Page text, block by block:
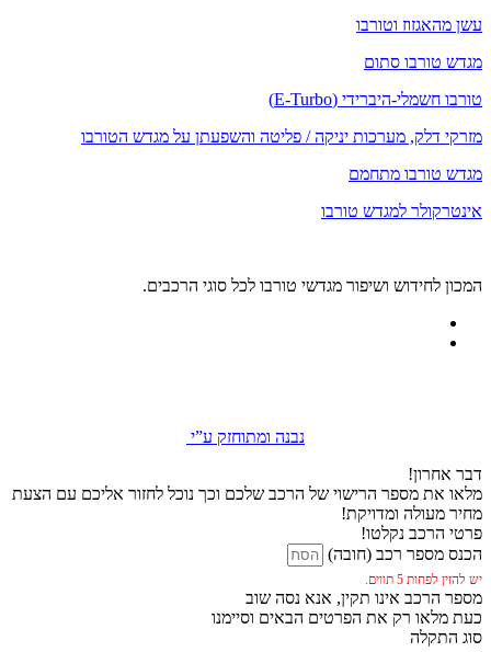
עשן מהאגזוז וטורבו
מגדש טורבו סתום
טורבו חשמלי-היברידי (E-Turbo)
מזרקי דלק, מערכות יניקה / פליטה והשפעתן על מגדש הטורבו
מגדש טורבו מתחמם
אינטרקולר למגדש טורבו
המכון לחידוש ושיפור מגדשי טורבו לכל סוגי הרכבים.
נבנה ומתוחזק ע”י
דבר אחרון!
מלאו את מספר הרישוי של הרכב שלכם וכך נוכל לחזור אליכם עם הצעת
מחיר מעולה ומדויקת!
פרטי הרכב נקלטו!
הכנס מספר רכב (חובה)
יש להזין לפחות 5 תווים.
מספר הרכב אינו תקין, אנא נסה שוב
כעת מלאו רק את הפרטים הבאים וסיימנו
סוג התקלה